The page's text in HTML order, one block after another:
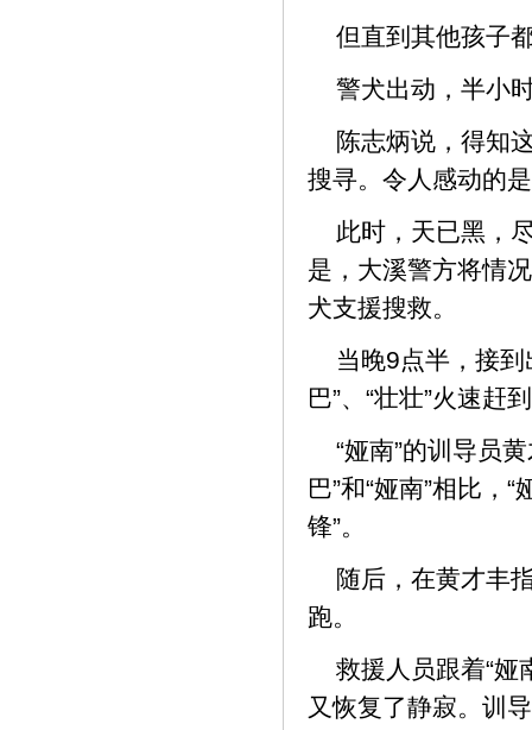
但直到其他孩子
警犬出动，半小
陈志炳说，得知
搜寻。令人感动的
此时，天已黑，
是，大溪警方将情
犬支援搜救。
当晚9点半，接到
巴”、“壮壮”火速赶
“娅南”的训导员
巴”和“娅南”相比，
锋”。
随后，在黄才丰
跑。
救援人员跟着“娅
又恢复了静寂。训